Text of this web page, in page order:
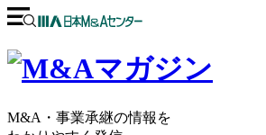
M&A・事業承継の情報を